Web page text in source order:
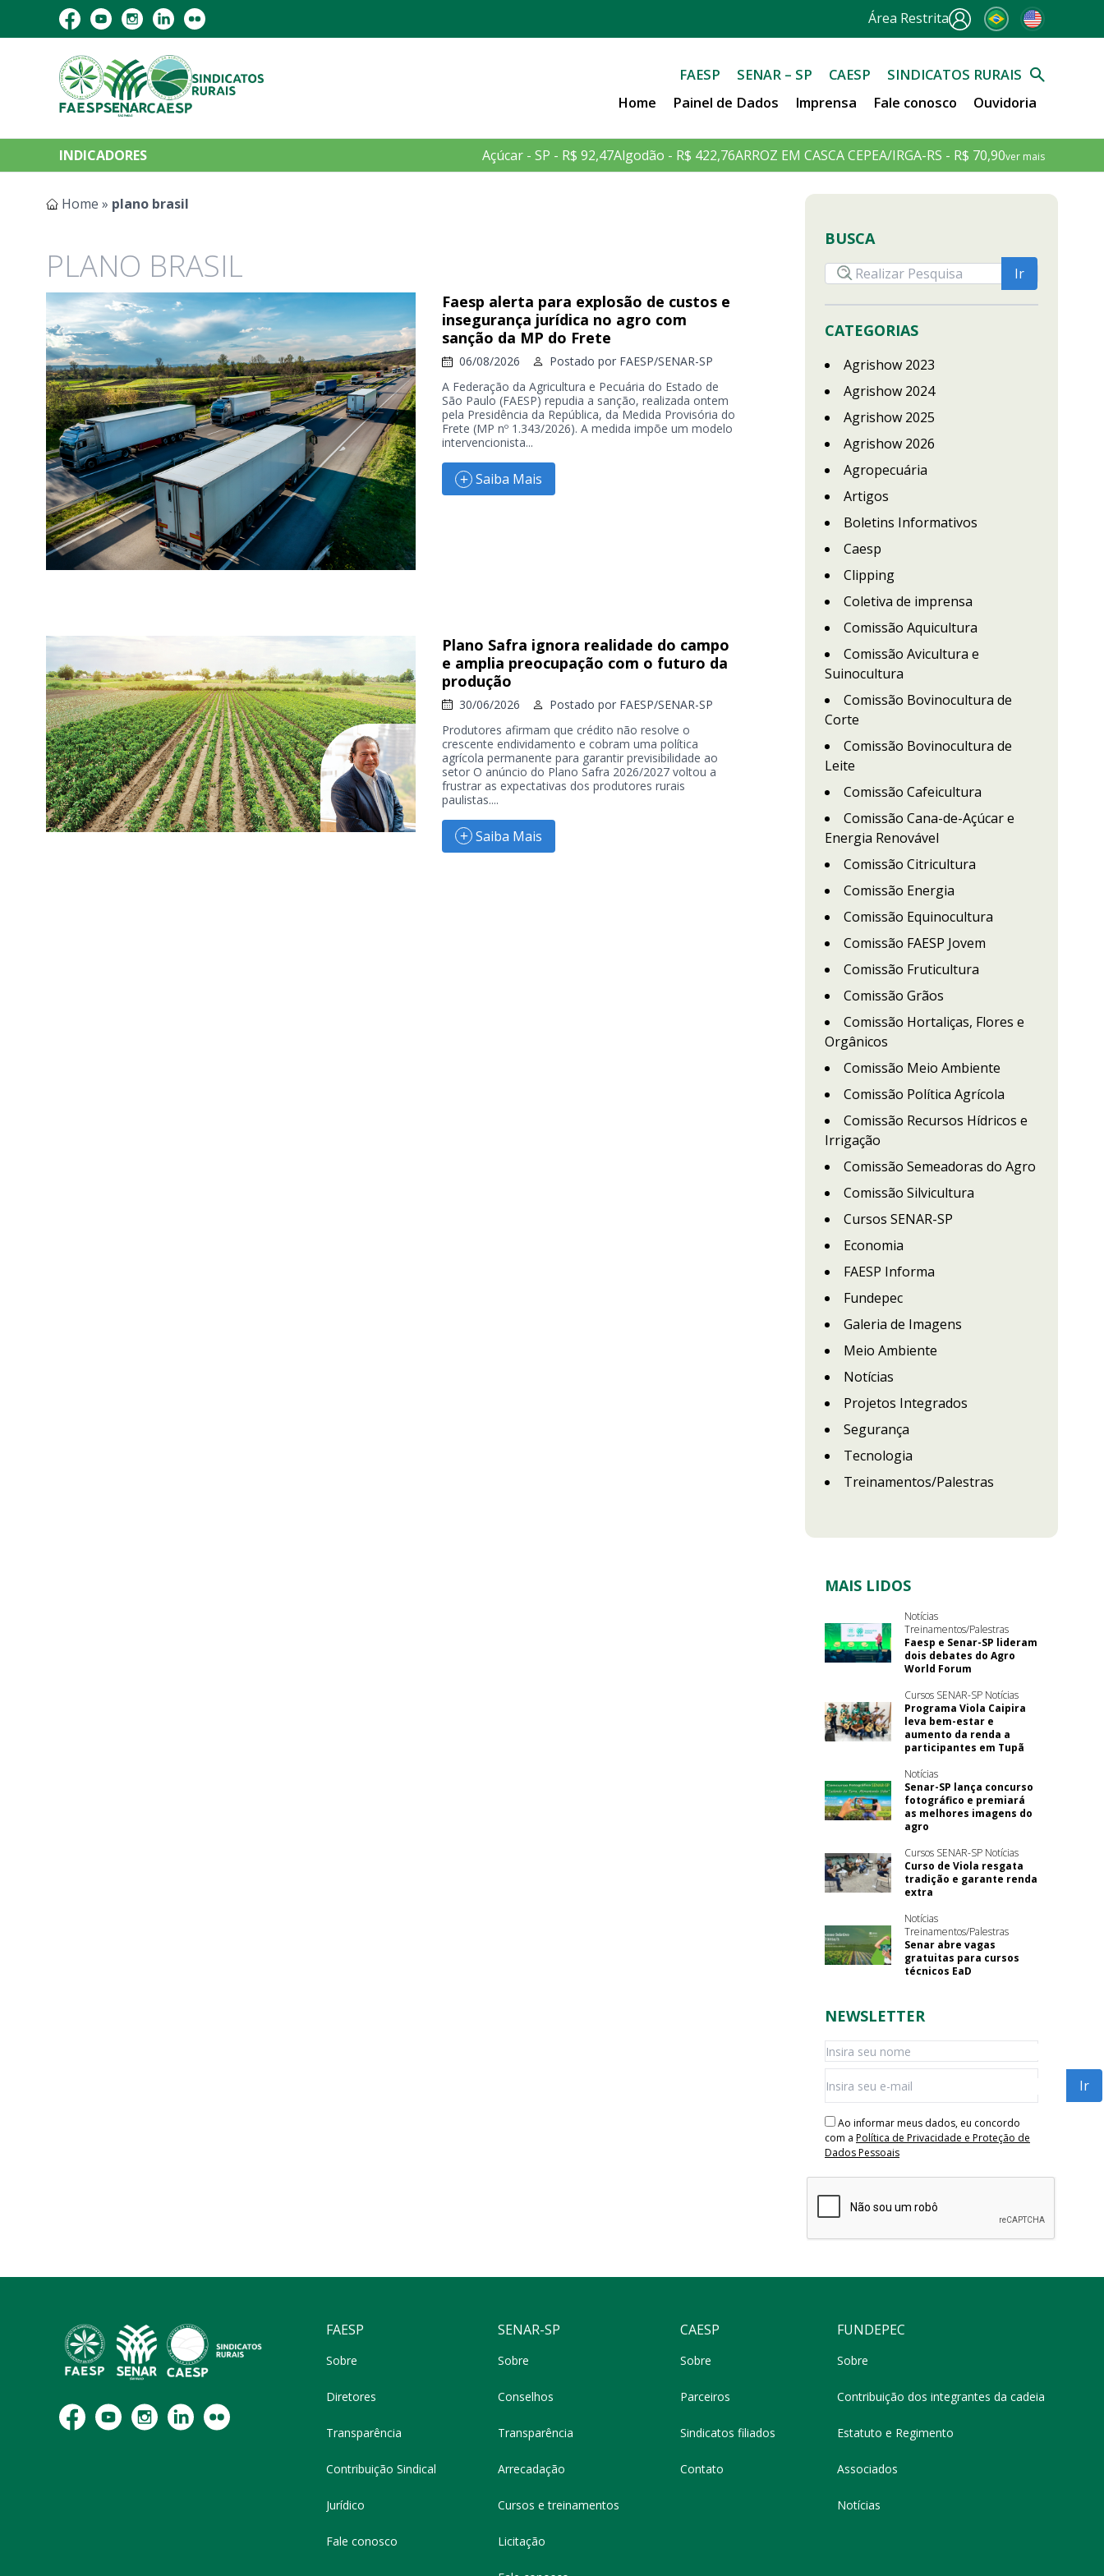
Área Restrita
FAESP SENAR – SP CAESP
SINDICATOS RURAIS
Home
Painel de Dados Imprensa Fale conosco Ouvidoria
INDICADORES Açúcar - SP - R$ 92,47Algodão - R$ 422,76ARROZ EM CASCA CEPEA/IRGA-RS - R$ 70,90ver mais
Home » plano brasil
PLANO BRASIL
Faesp alerta para explosão de custos e
insegurança jurídica no agro com
sanção da MP do Frete
06/08/2026 Postado por FAESP/SENAR-SP
A Federação da Agricultura e Pecuária do Estado de
São Paulo (FAESP) repudia a sanção, realizada ontem
pela Presidência da República, da Medida Provisória do
Frete (MP nº 1.343/2026). A medida impõe um modelo
intervencionista...
Saiba Mais
Plano Safra ignora realidade do campo
e amplia preocupação com o futuro da
produção
30/06/2026 Postado por FAESP/SENAR-SP
Produtores afirmam que crédito não resolve o
crescente endividamento e cobram uma política
agrícola permanente para garantir previsibilidade ao
setor O anúncio do Plano Safra 2026/2027 voltou a
frustrar as expectativas dos produtores rurais
paulistas....
Saiba Mais
BUSCA
CATEGORIAS
Agrishow 2023
Agrishow 2024
Agrishow 2025
Agrishow 2026
Agropecuária
Artigos
Boletins Informativos
Caesp
Clipping
Coletiva de imprensa
Comissão Aquicultura
Comissão Avicultura e
Suinocultura
Comissão Bovinocultura de
Corte
Comissão Bovinocultura de
Leite
Comissão Cafeicultura
Comissão Cana-de-Açúcar e
Energia Renovável
Comissão Citricultura
Comissão Energia
Comissão Equinocultura
Comissão FAESP Jovem
Comissão Fruticultura
Comissão Grãos
Comissão Hortaliças, Flores e
Orgânicos
Comissão Meio Ambiente
Comissão Política Agrícola
Comissão Recursos Hídricos e
Irrigação
Comissão Semeadoras do Agro
Comissão Silvicultura
Cursos SENAR-SP
Economia
FAESP Informa
Fundepec
Galeria de Imagens
Meio Ambiente
Notícias
Projetos Integrados
Segurança
Tecnologia
Treinamentos/Palestras
MAIS LIDOS
Notícias
Treinamentos/Palestras
Faesp e Senar-SP lideram
dois debates do Agro
World Forum
Cursos SENAR-SP Notícias
Programa Viola Caipira
leva bem-estar e
aumento da renda a
participantes em Tupã
Notícias
Senar-SP lança concurso
fotográfico e premiará
as melhores imagens do
agro
Cursos SENAR-SP Notícias
Curso de Viola resgata
tradição e garante renda
extra
Notícias
Treinamentos/Palestras
Senar abre vagas
gratuitas para cursos
técnicos EaD
NEWSLETTER
Ao informar meus dados, eu concordo
com a Política de Privacidade e Proteção de
Dados Pessoais
FAESP
Sobre
Diretores
Transparência
Contribuição Sindical
Jurídico
Fale conosco
SENAR-SP
Sobre
Conselhos
Transparência
Arrecadação
Cursos e treinamentos
Licitação
CAESP
Sobre
Parceiros
Sindicatos filiados
Contato
FUNDEPEC
Sobre
Contribuição dos integrantes da cadeia
Estatuto e Regimento
Associados
Notícias